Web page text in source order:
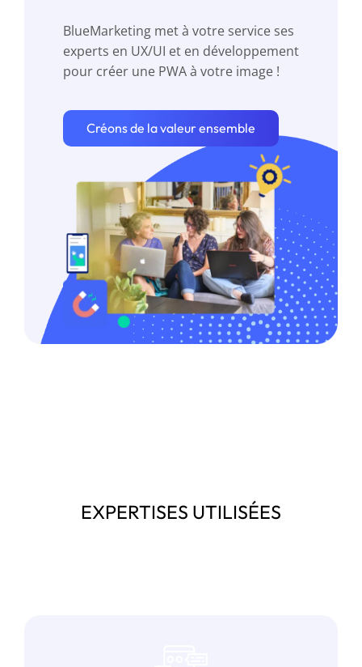
BlueMarketing met à votre service ses
experts en UX/UI et en développement
pour créer une PWA à votre image !
Créons de la valeur ensemble
EXPERTISES UTILISÉES